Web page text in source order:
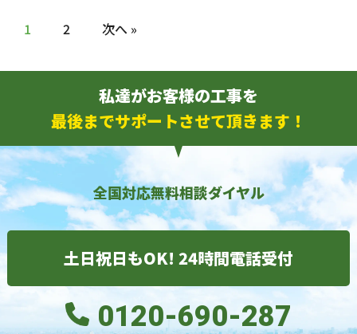
1 2 次へ »
私達がお客様の工事を
最後までサポートさせて頂きます！
全国対応無料相談ダイヤル
土日祝日もOK! 24時間電話受付
0120-690-287